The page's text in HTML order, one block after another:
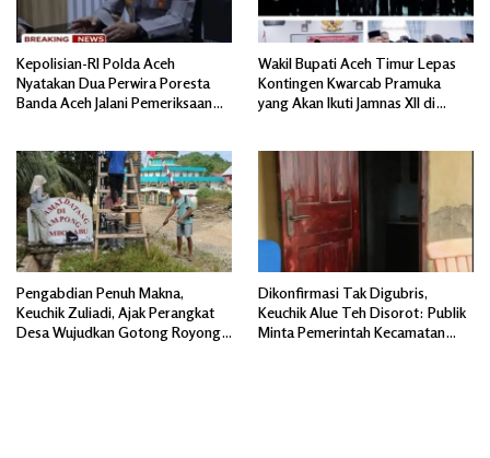
Kepolisian-RI Polda Aceh
Nyatakan Dua Perwira Poresta
Banda Aceh Jalani Pemeriksaan
Wakil Bupati Aceh Timur Lepas
Kontingen Kwarcab Pramuka
yang Akan Ikuti Jamnas XII di
Pengabdian Penuh Makna,
Keuchik Zuliadi, Ajak Perangkat
Desa Wujudkan Gotong Royong,
Dikonfirmasi Tak Digubris,
Keuchik Alue Teh Disorot: Publik
Minta Pemerintah Kecamatan